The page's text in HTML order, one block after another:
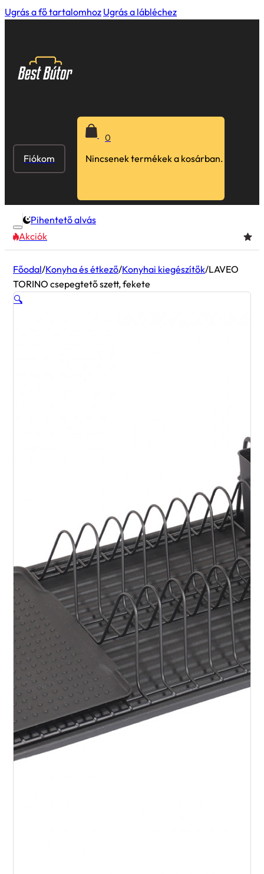
Ugrás a fő tartalomhoz Ugrás a lábléchez
Fiókom
0
Nincsenek termékek a kosárban.
Pihentető alvás
Akciók
Főodal/Konyha és étkező/Konyhai kiegészítők/LAVEO
TORINO csepegtető szett, fekete
🔍